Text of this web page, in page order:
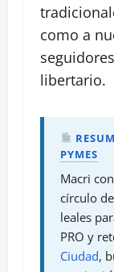
como a
libertario.
PYMES
Macri
círculo
leales
PRO y
Ciudad,